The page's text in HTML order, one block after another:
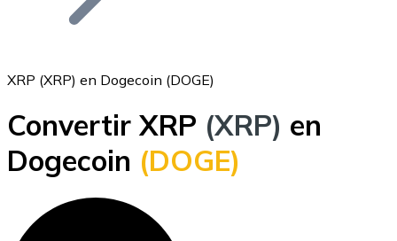
Bitcoin
BTC
XRP (XRP) en Dogecoin (DOGE)
Convertir XRP (XRP) en
Dogecoin (DOGE)